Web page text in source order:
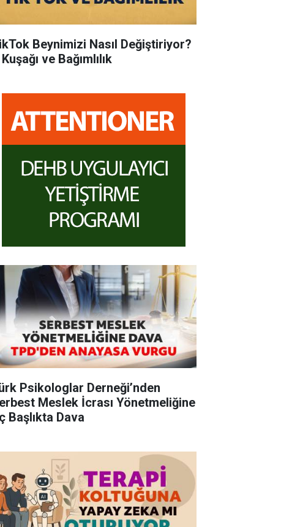
Beynimizi Nasıl Değiştiriyor?
ve Bağımlılık
Psikologlar Derneği’nden
Meslek İcrası Yönetmeliğine
Başlıkta Dava